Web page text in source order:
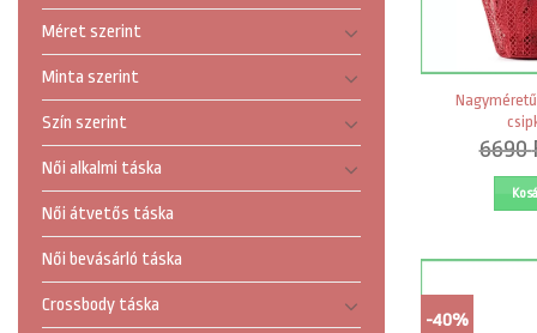
Méret szerint
Minta szerint
Szín szerint
Női alkalmi táska
Női átvetős táska
Női bevásárló táska
Crossbody táska
6690
-40%